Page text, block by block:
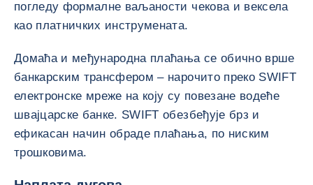
погледу формалне ваљаности чекова и вексела
као платничких инструмената.
Домаћа и међународна плаћања се обично врше
банкарским трансфером – нарочито преко SWIFT
електронске мреже на коју су повезане водеће
швајцарске банке. SWIFT обезбеђује брз и
ефикасан начин обраде плаћања, по ниским
трошковима.